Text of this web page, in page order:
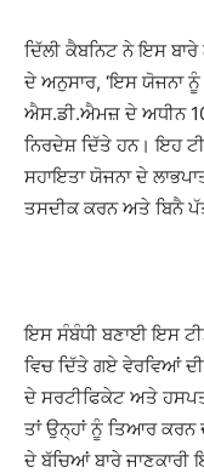
ਦਿੱਲੀ ਕੈਬਨਿਟ ਨੇ ਇਸ
ਦੇ ਅਨੁਸਾਰ, ‘ਇਸ ਯੋਜਨਾ ਨੂੰ
ਐਸ.ਡੀ.ਐਮਜ਼ ਦੇ ਅਧੀਨ
ਨਿਰਦੇਸ਼ ਦਿੱਤੇ ਹਨ। ਇਹ
ਸਹਾਇਤਾ ਯੋਜਨਾ ਦੇ
ਤਸਦੀਕ ਕਰਨ ਅਤੇ ਬਿਨੈ
ਇਸ ਸੰਬੰਧੀ ਬਣਾਈ ਇਸ
ਵਿਚ ਦਿੱਤੇ ਗਏ ਵੇਰਵਿਆਂ
ਦੇ ਸਰਟੀਫਿਕੇਟ ਅਤੇ
ਤਾਂ ਉਨ੍ਹਾਂ ਨੂੰ ਤਿਆਰ ਕਰਨ
ਦੇ ਬੱਚਿਆਂ ਬਾਰੇ ਜਾਣਕਾਰੀ